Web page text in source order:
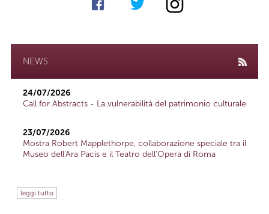
NEWS
24/07/2026
Call for Abstracts - La vulnerabilità del patrimonio culturale
23/07/2026
Mostra Robert Mapplethorpe, collaborazione speciale tra il
Museo dell'Ara Pacis e il Teatro dell'Opera di Roma
leggi tutto